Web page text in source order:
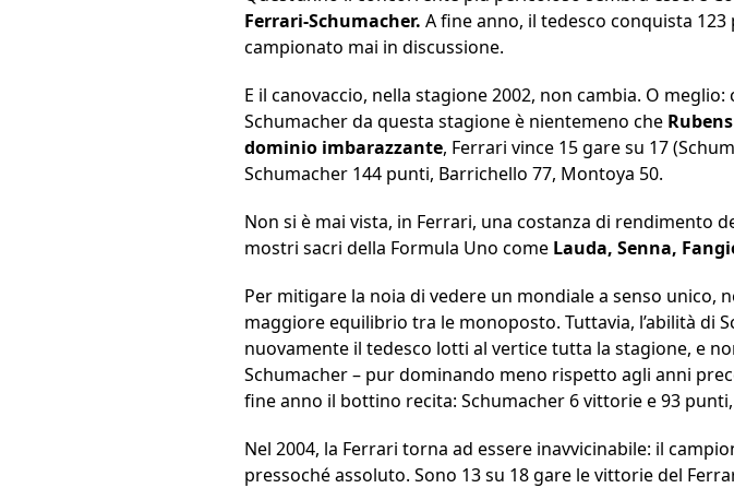
Ferrari-Schumacher. A fine anno, il tedesco conquista
campionato mai in discussione.
E il canovaccio, nella stagione 2002, non cambia. O
Schumacher da questa stagione è nientemeno che
dominio imbarazzante, Ferrari vince 15 gare su 17
Schumacher 144 punti, Barrichello 77, Montoya 50.
Non si è mai vista, in Ferrari, una costanza di rendimento
mostri sacri della Formula Uno come Lauda, Senna,
Per mitigare la noia di vedere un mondiale a senso
maggiore equilibrio tra le monoposto. Tuttavia, l’abilità di
nuovamente il tedesco lotti al vertice tutta la stagione, e
Schumacher – pur dominando meno rispetto agli anni
fine anno il bottino recita: Schumacher 6 vittorie e 93
Nel 2004, la Ferrari torna ad essere inavvicinabile: il
pressoché assoluto. Sono 13 su 18 gare le vittorie del